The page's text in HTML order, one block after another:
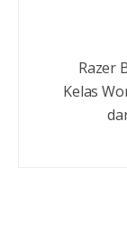
Razer
Kelas